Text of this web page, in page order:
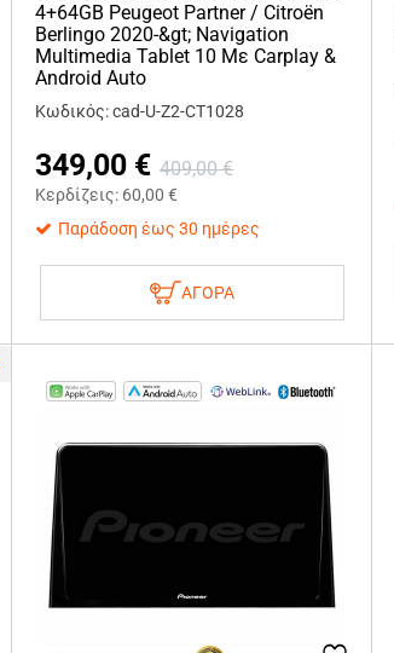
4+64GB Peugeot Partner / Citroën
Berlingo 2020-&gt; Navigation
Multimedia Tablet 10 Με Carplay &
Android Auto
Κωδικός: cad-U-Z2-CT1028
349,00 € 409,00 €
Κερδίζεις: 60,00 €
Παράδοση έως 30 ημέρες
ΑΓΟΡΑ